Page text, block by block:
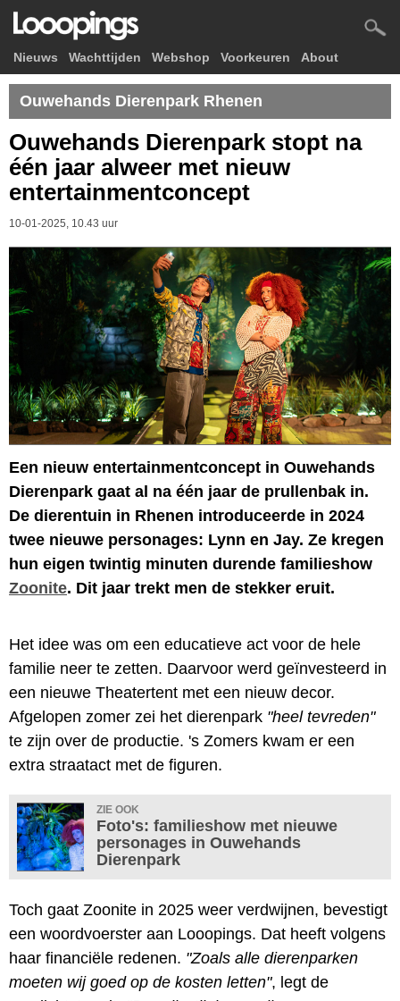
Nieuws Wachttijden Webshop Voorkeuren About
Ouwehands Dierenpark Rhenen
Ouwehands Dierenpark stopt na
één jaar alweer met nieuw
entertainmentconcept
10-01-2025, 10.43 uur
Een nieuw entertainmentconcept in Ouwehands
Dierenpark gaat al na één jaar de prullenbak in.
De dierentuin in Rhenen introduceerde in 2024
twee nieuwe personages: Lynn en Jay. Ze kregen
hun eigen twintig minuten durende familieshow
Zoonite. Dit jaar trekt men de stekker eruit.
Het idee was om een educatieve act voor de hele
familie neer te zetten. Daarvoor werd geïnvesteerd in
een nieuwe Theatertent met een nieuw decor.
Afgelopen zomer zei het dierenpark "heel tevreden"
te zijn over de productie. 's Zomers kwam er een
extra straatact met de figuren.
ZIE OOK
Foto's: familieshow met nieuwe
personages in Ouwehands
Dierenpark
Toch gaat Zoonite in 2025 weer verdwijnen, bevestigt
een woordvoerster aan Looopings. Dat heeft volgens
haar financiële redenen. "Zoals alle dierenparken
moeten wij goed op de kosten letten", legt de